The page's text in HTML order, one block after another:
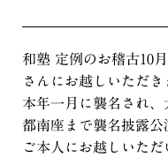
和塾 定例のお稽古10
さんにお越しいただき
本年一月に襲名され
都南座まで襲名披露公
ご本人にお越しいただ